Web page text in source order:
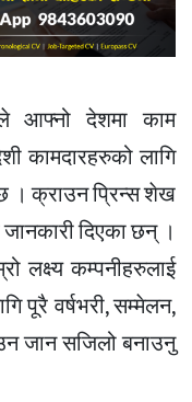
आफ्नो देशमा काम
कामदारहरुको लागि
। क्राउन प्रिन्स शेख
दिएका छन् ।
लक्ष्य कम्पनीहरुलाई
पूरै वर्षभरी, सम्मेलन,
जान सजिलो बनाउनु